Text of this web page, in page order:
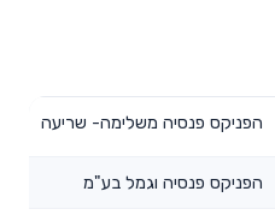
הפניקס פנסיה משלימה- שריעה
הפניקס פנסיה וגמל בע"מ